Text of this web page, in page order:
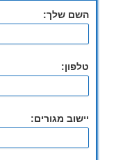
השם שלך:
טלפון:
יישוב מגורים: